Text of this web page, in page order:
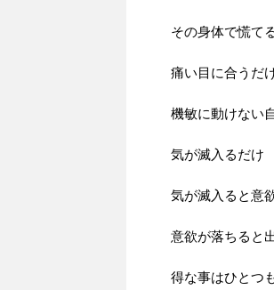
その身体で慌て
痛い目に合うだ
機敏に動けない
気が滅入るだけ
気が滅入ると意
意欲が落ちると
得な事はひとつ